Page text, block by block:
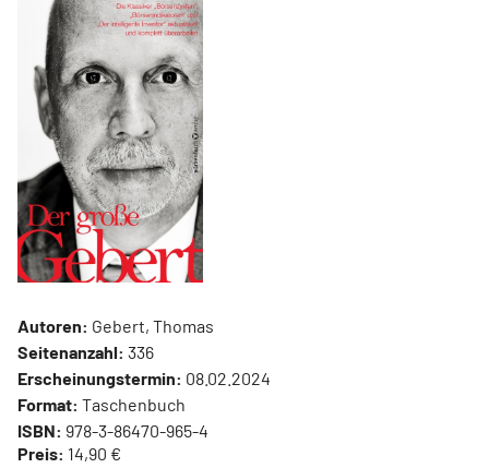
Autoren: Gebert, Thomas
Seitenanzahl: 336
Erscheinungstermin: 08.02.2024
Format: Taschenbuch
ISBN: 978-3-86470-965-4
Preis: 14,90 €